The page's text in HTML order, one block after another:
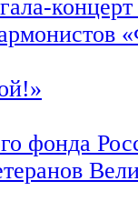
фонда